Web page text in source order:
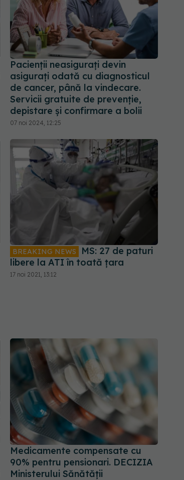
Pacienții neasigurați devin
asigurați odată cu diagnosticul
de cancer, până la vindecare.
Servicii gratuite de prevenţie,
depistare şi confirmare a bolii
07 noi 2024, 12:25
BREAKING NEWS
MS: 27 de paturi
libere la ATI în toată țara
17 noi 2021, 13:12
Medicamente compensate cu
90% pentru pensionari. DECIZIA
Ministerului Sănătății